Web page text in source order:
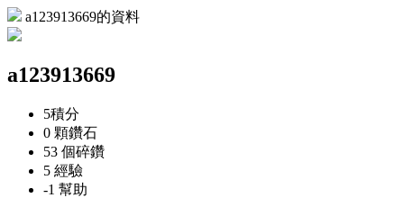
a123913669的資料
a123913669
5積分
0 顆鑽石
53 個碎鑽
5 經驗
-1 幫助